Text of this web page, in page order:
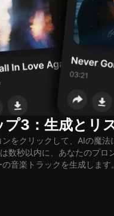
プ3：生成とリ
をクリックして、AIの魔法
数秒以内に、あなたのプロ
音楽トラックを生成しま